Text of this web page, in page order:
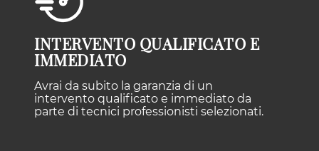
INTERVENTO QUALIFICATO E
IMMEDIATO
Avrai da subito la garanzia di un
intervento qualificato e immediato da
parte di tecnici professionisti selezionati.